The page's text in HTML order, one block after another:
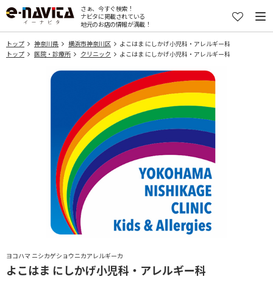
さぁ、今すぐ検索！
ナビタに掲載されている
地元のお店の情報が満載！
トップ 神奈川県 横浜市神奈川区
よこはま にしかげ小児科・アレルギー科
トップ
医院・診療所 クリニック よこはま にしかげ小児科・アレルギー科
ヨコハマ ニシカゲショウニカアレルギーカ
よこはま にしかげ小児科・アレルギー科